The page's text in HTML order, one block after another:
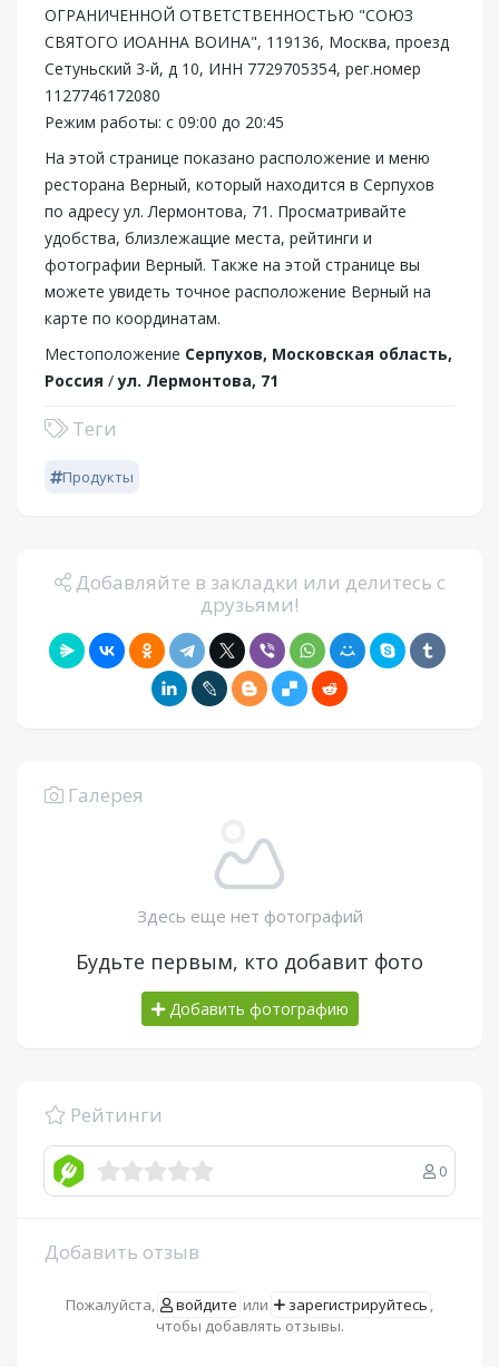
ОГРАНИЧЕННОЙ ОТВЕТСТВЕННОСТЬЮ "СОЮЗ
СВЯТОГО ИОАННА ВОИНА", 119136, Москва, проезд
Сетуньский 3-й, д 10, ИНН 7729705354, рег.номер
1127746172080
Режим работы: с 09:00 до 20:45
На этой странице показано расположение и меню
ресторана Верный, который находится в Серпухов
по адресу ул. Лермонтова, 71. Просматривайте
удобства, близлежащие места, рейтинги и
фотографии Верный. Также на этой странице вы
можете увидеть точное расположение Верный на
карте по координатам.
Местоположение Серпухов, Московская область,
Россия /ул. Лермонтова, 71
Теги
Продукты
Добавляйте в закладки или делитесь с
друзьями!
Галерея
Здесь еще нет фотографий
Будьте первым, кто добавит фото
Добавить фотографию
Рейтинги
0
Добавить отзыв
Пожалуйста, войдите или зарегистрируйтесь ,
чтобы добавлять отзывы.